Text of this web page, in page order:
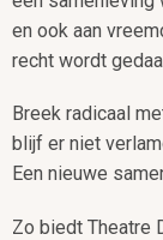
en ook aan
recht wordt
Breek radicaal
blijf er niet
Een nieuwe
Zo biedt Theatre